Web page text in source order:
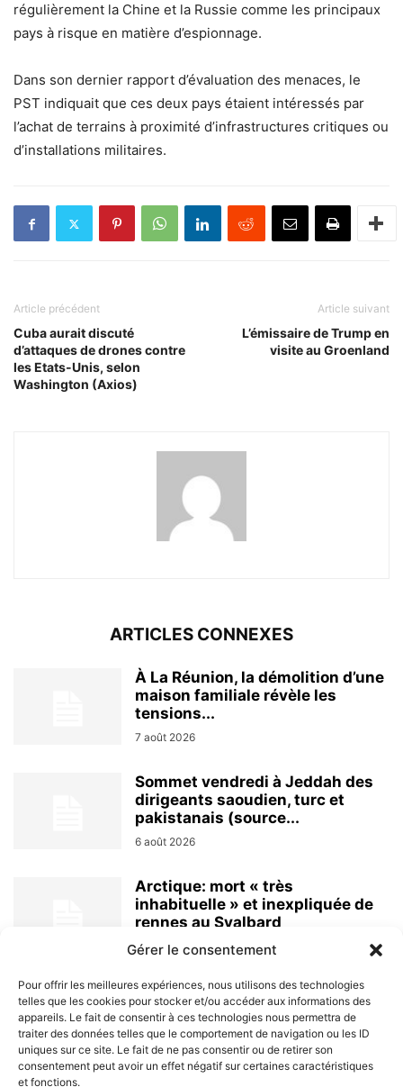
Gérer le consentement
Pour offrir les meilleures expériences, nous utilisons des technologies
telles que les cookies pour stocker et/ou accéder aux informations des
appareils. Le fait de consentir à ces technologies nous permettra de
traiter des données telles que le comportement de navigation ou les ID
uniques sur ce site. Le fait de ne pas consentir ou de retirer son
consentement peut avoir un effet négatif sur certaines caractéristiques
et fonctions.
régulièrement la Chine et la Russie comme les principaux
pays à risque en matière d’espionnage.
Dans son dernier rapport d’évaluation des menaces, le
PST indiquait que ces deux pays étaient intéressés par
l’achat de terrains à proximité d’infrastructures critiques ou
d’installations militaires.
Article précédent
Cuba aurait discuté
d’attaques de drones contre
les Etats-Unis, selon
Washington (Axios)
Article suivant
L’émissaire de Trump en
visite au Groenland
ARTICLES CONNEXES
À La Réunion, la démolition d’une
maison familiale révèle les
tensions...
7 août 2026
Sommet vendredi à Jeddah des
dirigeants saoudien, turc et
pakistanais (source...
6 août 2026
Arctique: mort « très
inhabituelle » et inexpliquée de
rennes au Svalbard
6 août 2026